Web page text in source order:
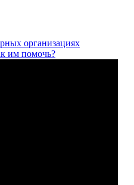
организациях
им помочь?